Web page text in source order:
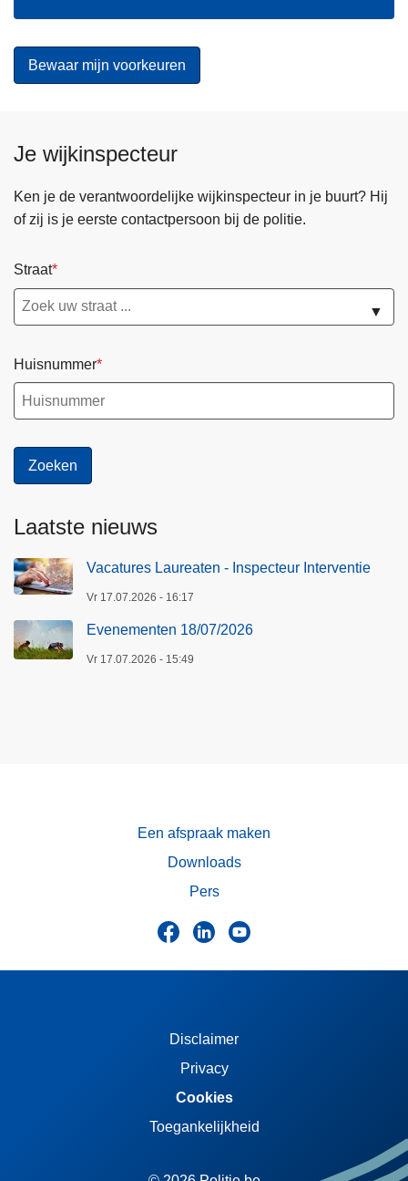
Je wijkinspecteur
Ken je de verantwoordelijke wijkinspecteur in je buurt? Hij
of zij is je eerste contactpersoon bij de politie.
Straat
▼
Huisnummer
Laatste nieuws
Vacatures Laureaten - Inspecteur Interventie
Vr 17.07.2026 - 16:17
Evenementen 18/07/2026
Vr 17.07.2026 - 15:49
Een afspraak maken
Downloads
Pers
Disclaimer
Privacy
Cookies
Toegankelijkheid